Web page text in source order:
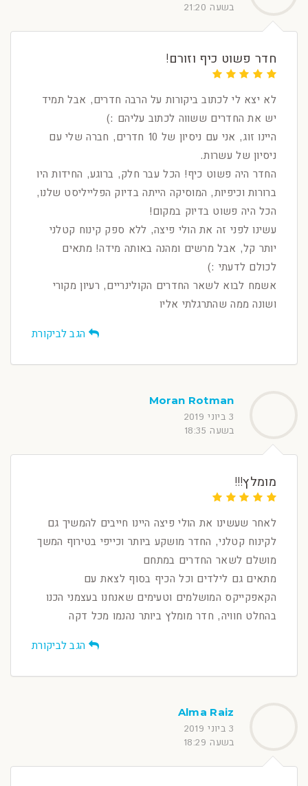
בשעה 21:20
חדר פשוט כיף וזורם!
לא יצא לי לכתוב ביקורות על הרבה חדרים, אבל תמיד
יש את החדרים ששווה לכתוב עליהם :)
היינו זוג, אני עם ניסיון של 10 חדרים, חברה שלי עם
ניסיון של עשרות.
החדר היה פשוט כיף! הכל עבר חלק, ברוגע, החידות היו
ברורות וכיפיות, המוסיקה הייתה בדיוק הפלייליסט שלנו,
הכל היה פשוט בדיוק במקום!
עשינו לפני זה את הולי פיצה, ללא ספק קינוח קטלני
יותר קל, אבל מרשים ומהנה באותה מידה! מתאים
לכולם לדעתי :)
אשמח לבוא לשאר החדרים הקולינריים, רעיון מקורי
ושונה ממה שהתרגלתי אליו
הגב לביקורת
Moran Rotman
3 ביוני 2019
בשעה 18:35
מומלץ!!!
לאחר שעשינו את הולי פיצה היינו חייבים להמשיך גם
לקינוח קטלני, החדר מושקע ביותר וכייפי בטירוף המשך
מושלם לשאר החדרים במתחם
מתאים גם לילדים וכל הכיף בסוף לצאת עם
הקאפקייקס המושלמים וטעימים שאנחנו בעצמני הכנו
בהחלט חוויה, חדר מומלץ ביותר נהנמו מכל דקה
הגב לביקורת
Alma Raiz
3 ביוני 2019
בשעה 18:29